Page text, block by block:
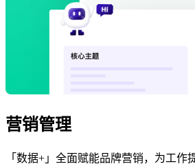
营销管理
「数据+」全面赋能品牌营销，为工作